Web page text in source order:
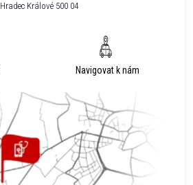
Hradec Králové 500 04
Navigovat k nám